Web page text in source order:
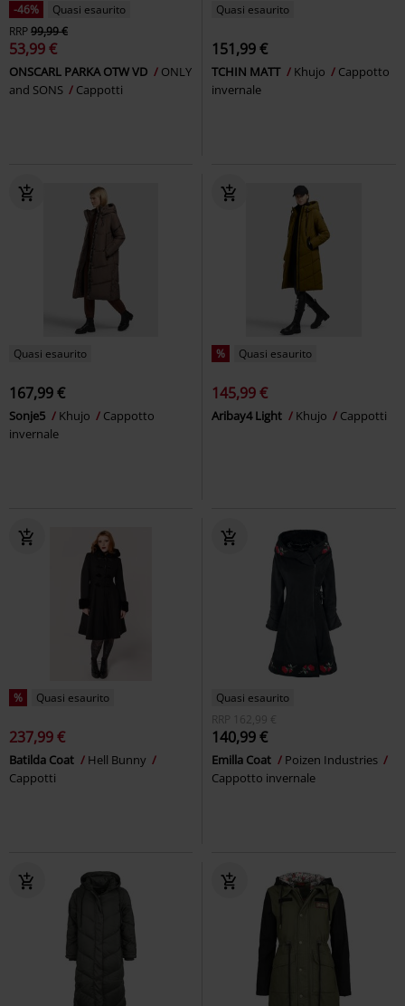
-46%
Quasi esaurito
RRP99,99 €
53,99 €
ONSCARL PARKA OTW VD
ONLY
and SONS
Cappotti
Quasi esaurito
151,99 €
TCHIN MATT Khujo
Cappotto
invernale
Quasi esaurito
167,99 €
Sonje5 Khujo
Cappotto
invernale
% Quasi esaurito
145,99 €
Aribay4 Light Khujo Cappotti
% Quasi esaurito
237,99 €
Batilda Coat
Hell Bunny
Cappotti
Quasi esaurito
RRP
162,99 €
140,99 €
Emilla Coat
Poizen Industries
Cappotto invernale